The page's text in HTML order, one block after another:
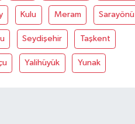
Kulu Meram Sarayönü
Seydişehir Taşkent
Yalihüyük Yunak